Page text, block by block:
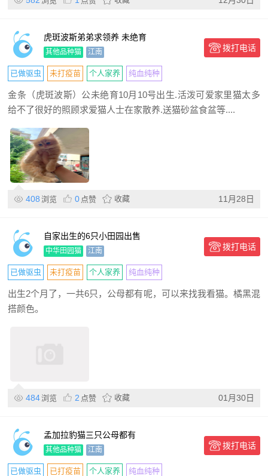
虎斑波斯弟弟求领养 未绝育
其他品种猫 江南 拨打电话
已做驱虫 未打疫苗 个人家养 纯血纯种
金条（虎斑波斯）公未绝育10月10号出生.活泼可爱家里猫太多
给不了很好的照顾求爱猫人士在家散养.送猫砂盆食盆等....
408 浏览 0 点赞 收藏 11月28日
自家出生的6只小田园出售
中华田园猫 江南 拨打电话
已做驱虫 未打疫苗 个人家养 纯血纯种
出生2个月了，一共6只，公母都有呢，可以来找我看猫。橘黑混
搭颜色。
484浏览 2 点赞 收藏 01月30日
孟加拉豹猫三只公母都有
其他品种猫 江南 拨打电话
已做驱虫 已打疫苗 个人家养 纯血纯种